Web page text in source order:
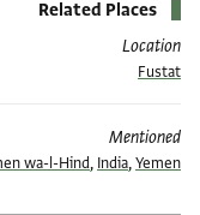
Related Places
Location
Fustat
Mentioned
wa-l-Hind ,India,Yemen